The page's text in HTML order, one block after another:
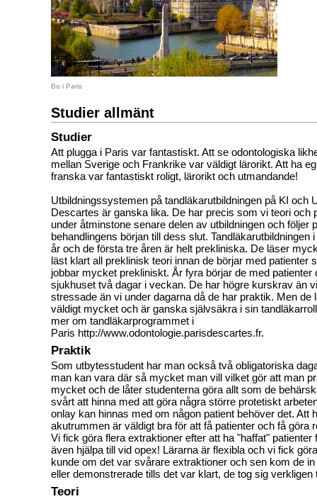
Bo i Paris
Studier allmänt
Studier
Att plugga i Paris var fantastiskt. Att se odontologiska
mellan Sverige och Frankrike var väldigt lärorikt. Att ha
franska var fantastiskt roligt, lärorikt och utmandande!
Utbildningssystemen på tandläkarutbildningen på KI och
Descartes är ganska lika. De har precis som vi teori och
under åtminstone senare delen av utbildningen och följer
behandlingens början till dess slut. Tandläkarutbildningen
år och de första tre åren är helt prekliniska. De läser
läst klart all preklinisk teori innan de börjar med patienter
jobbar mycket prekliniskt. År fyra börjar de med patienter
sjukhuset två dagar i veckan. De har högre kurskrav än
stressade än vi under dagarna då de har praktik. Men de
väldigt mycket och är ganska självsäkra i sin
mer om tandläkarprogrammet i
Paris http://www.odontologie.parisdescartes.fr.
Praktik
Som utbytesstudent har man också två obligatoriska
man kan vara där så mycket man vill vilket gör att man
mycket och de låter studenterna göra allt som de
svårt att hinna med att göra några större protetiskt
onlay kan hinnas med om någon patient behöver det. Att
akutrummen är väldigt bra för att få patienter och få göra
Vi fick göra flera extraktioner efter att ha "haffat" patienter
även hjälpa till vid opex! Lärarna är flexibla och vi fick
kunde om det var svårare extraktioner och sen kom de
eller demonstrerade tills det var klart, de tog sig
Teori